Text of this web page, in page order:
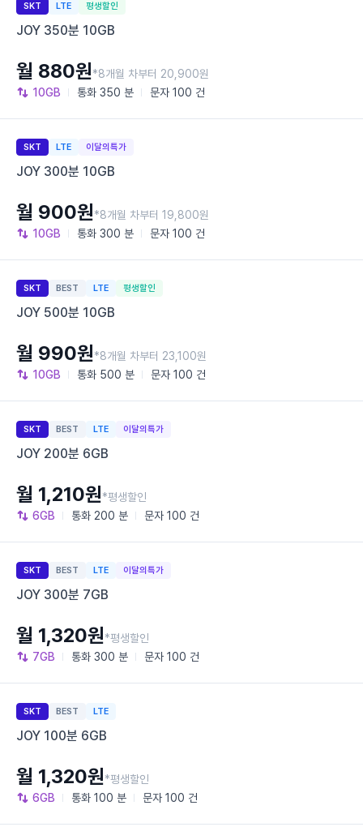
SKT LTE 평생할인
JOY 350분 10GB
10GB 통화 350 분 문자 100 건
월 880원*8개월 차부터 20,900원
SKT LTE 이달의특가
JOY 300분 10GB
10GB 통화 300 분 문자 100 건
월 900원*8개월 차부터 19,800원
SKT BEST LTE 평생할인
JOY 500분 10GB
10GB 통화 500 분 문자 100 건
월 990원*8개월 차부터 23,100원
SKT BEST LTE 이달의특가
JOY 200분 6GB
6GB 통화 200 분 문자 100 건
월 1,210원*평생할인
SKT BEST LTE 이달의특가
JOY 300분 7GB
7GB 통화 300 분 문자 100 건
월 1,320원*평생할인
SKT BEST LTE
JOY 100분 6GB
6GB 통화 100 분 문자 100 건
월 1,320원*평생할인